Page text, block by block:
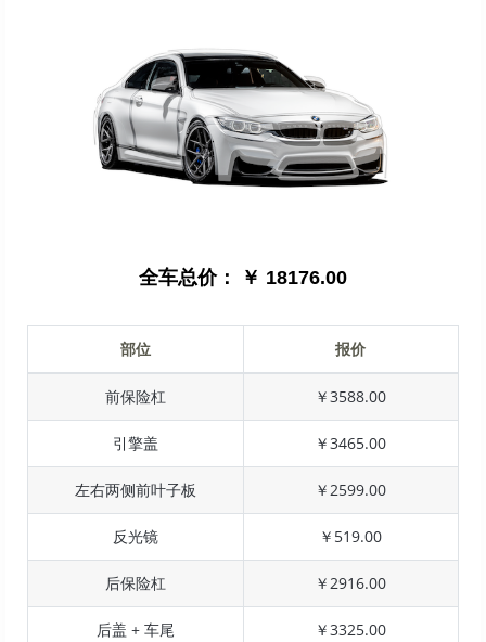
全车总价： ￥ 18176.00
部位 报价
前保险杠 ￥3588.00
引擎盖 ￥3465.00
左右两侧前叶子板 ￥2599.00
反光镜 ￥519.00
后保险杠 ￥2916.00
后盖 + 车尾 ￥3325.00